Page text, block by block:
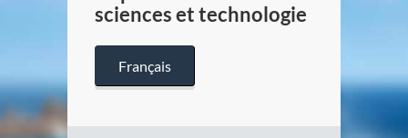
sciences et technologie
Français